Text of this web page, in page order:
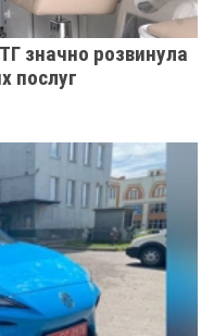
значно розвинула
послуг